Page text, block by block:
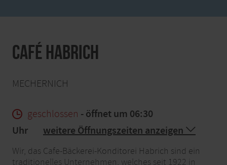
Café Habrich
MECHERNICH
geschlossen - öffnet um 06:30
Uhr
weitere Öffnungszeiten anzeigen
Wir, das Cafe-Bäckerei-Konditorei Habrich sind ein
traditionelles Unternehmen, welches seit 1922 in